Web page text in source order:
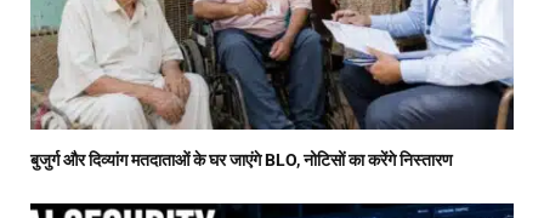
बुजुर्ग और दिव्यांग मतदाताओं के घर जाएंगे BLO, नोटिसों का करेंगे निस्तारण